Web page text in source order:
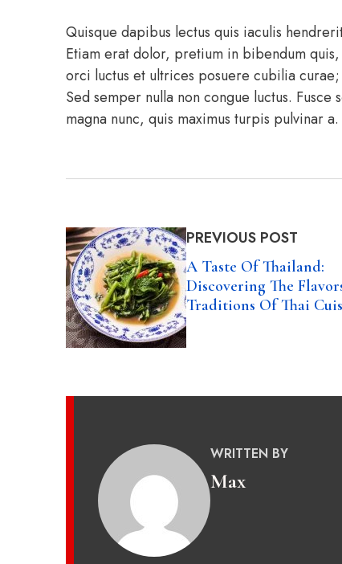
Quisque dapibus lectus quis iaculis
Etiam erat dolor, pretium in bibendum
orci luctus et ultrices posuere cubilia
Sed semper nulla non congue luctus.
magna nunc, quis maximus turpis pulvinar
PREVIOUS POST
A Taste Of Thailand:
Discovering The
Traditions Of Thai
WRITTEN BY
Max